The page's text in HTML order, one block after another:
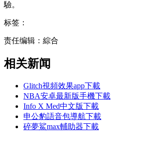
驗。
标签：
责任编辑：綜合
相关新闻
Glitch視頻效果app下載
NBA安卓最新版手機下載
Info X Med中文版下載
申公豹語音包導航下載
碎夢鯊max輔助器下載